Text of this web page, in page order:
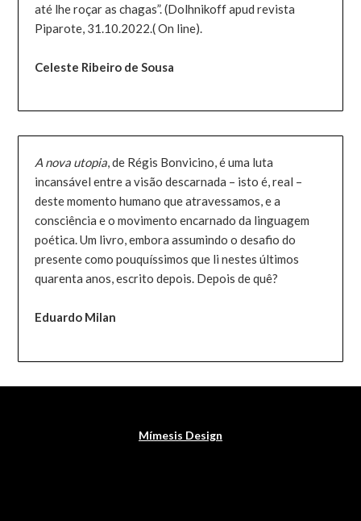
até lhe roçar as chagas”. (Dolhnikoff apud revista
Piparote, 31.10.2022.( On line).
Celeste Ribeiro de Sousa
A nova utopia, de Régis Bonvicino, é uma luta
incansável entre a visão descarnada – isto é, real –
deste momento humano que atravessamos, e a
consciência e o movimento encarnado da linguagem
poética. Um livro, embora assumindo o desafio do
presente como pouquíssimos que li nestes últimos
quarenta anos, escrito depois. Depois de quê?
Eduardo Milan
Mímesis Design